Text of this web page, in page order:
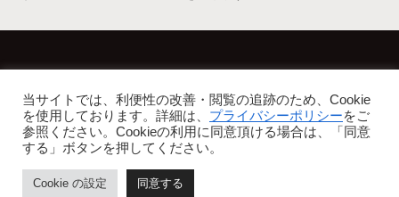
プライバシーポリシー・免責事項
Copyright © 2022-2026 フリーアトリエ晴星 All Rights Reserved.
当サイトでは、利便性の改善・閲覧の追跡のため、Cookie
を使用しております。詳細は、 プライバシーポリシーをご
参照ください。Cookieの利用に同意頂ける場合は、「同意
する」ボタンを押してください。
Cookie の設定 同意する